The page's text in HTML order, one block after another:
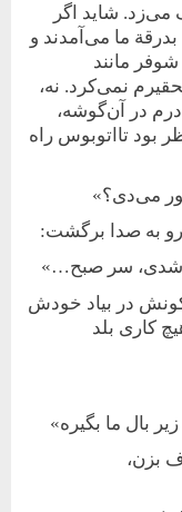
شاید اگر
ما می‌آمدند و
مانند
نمی‌کرد. نه،
در آن‌‌گوشه،
بود تااتوبوس راه
می‌دی؟»
رو به صدا برگشت:
شدی، سر صبح…»
کونش در بیاد خودش
کاری بلد
بال ما بگیره»
بزن،